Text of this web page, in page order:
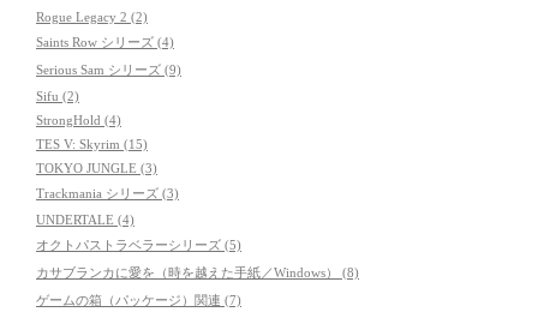
Rogue Legacy 2 (2)
Saints Row シリーズ (4)
Serious Sam シリーズ (9)
Sifu (2)
StrongHold (4)
TES V: Skyrim (15)
TOKYO JUNGLE (3)
Trackmania シリーズ (3)
UNDERTALE (4)
オクトパストラベラーシリーズ (5)
カサブランカに愛を（時を越えた手紙／Windows） (8)
ゲームの箱（パッケージ）関連 (7)